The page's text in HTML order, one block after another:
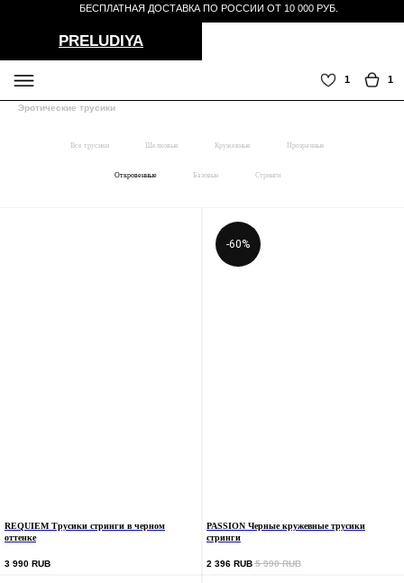
БЕСПЛАТНАЯ ДОСТАВКА ПО РОССИИ ОТ 10 000 РУБ.
Эротические трусики
Все трусики Шелковые Кружевные Прозрачные
Откровенные Базовые Стринги
REQUIEM Трусики стринги в черном
оттенке
3 990 RUB
-60%
PASSION Черные кружевные трусики
стринги
2 396 RUB 5 990 RUB